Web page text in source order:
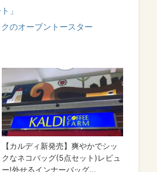
」
のオーブントースター